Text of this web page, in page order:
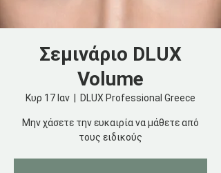
Σεμινάριο DLUX
Volume
Κυρ 17 Ιαν DLUX Professional Greece
Μην χάσετε την ευκαιρία να μάθετε από
τους ειδικούς